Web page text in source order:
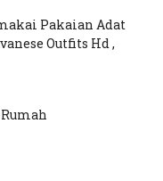
Pakaian Adat
Outfits Hd ,